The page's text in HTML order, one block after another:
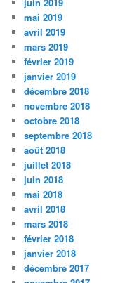
mai 2019
avril 2019
mars 2019
février 2019
janvier 2019
décembre 2018
novembre 2018
octobre 2018
septembre 2018
août 2018
juillet 2018
juin 2018
mai 2018
avril 2018
mars 2018
février 2018
janvier 2018
décembre 2017